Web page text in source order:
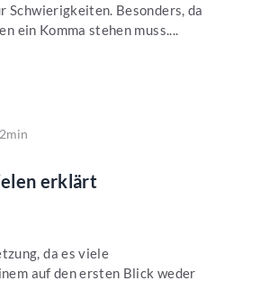
Schwierigkeiten. Besonders, da
ein Komma stehen muss....
erklärt
da es viele
auf den ersten Blick weder